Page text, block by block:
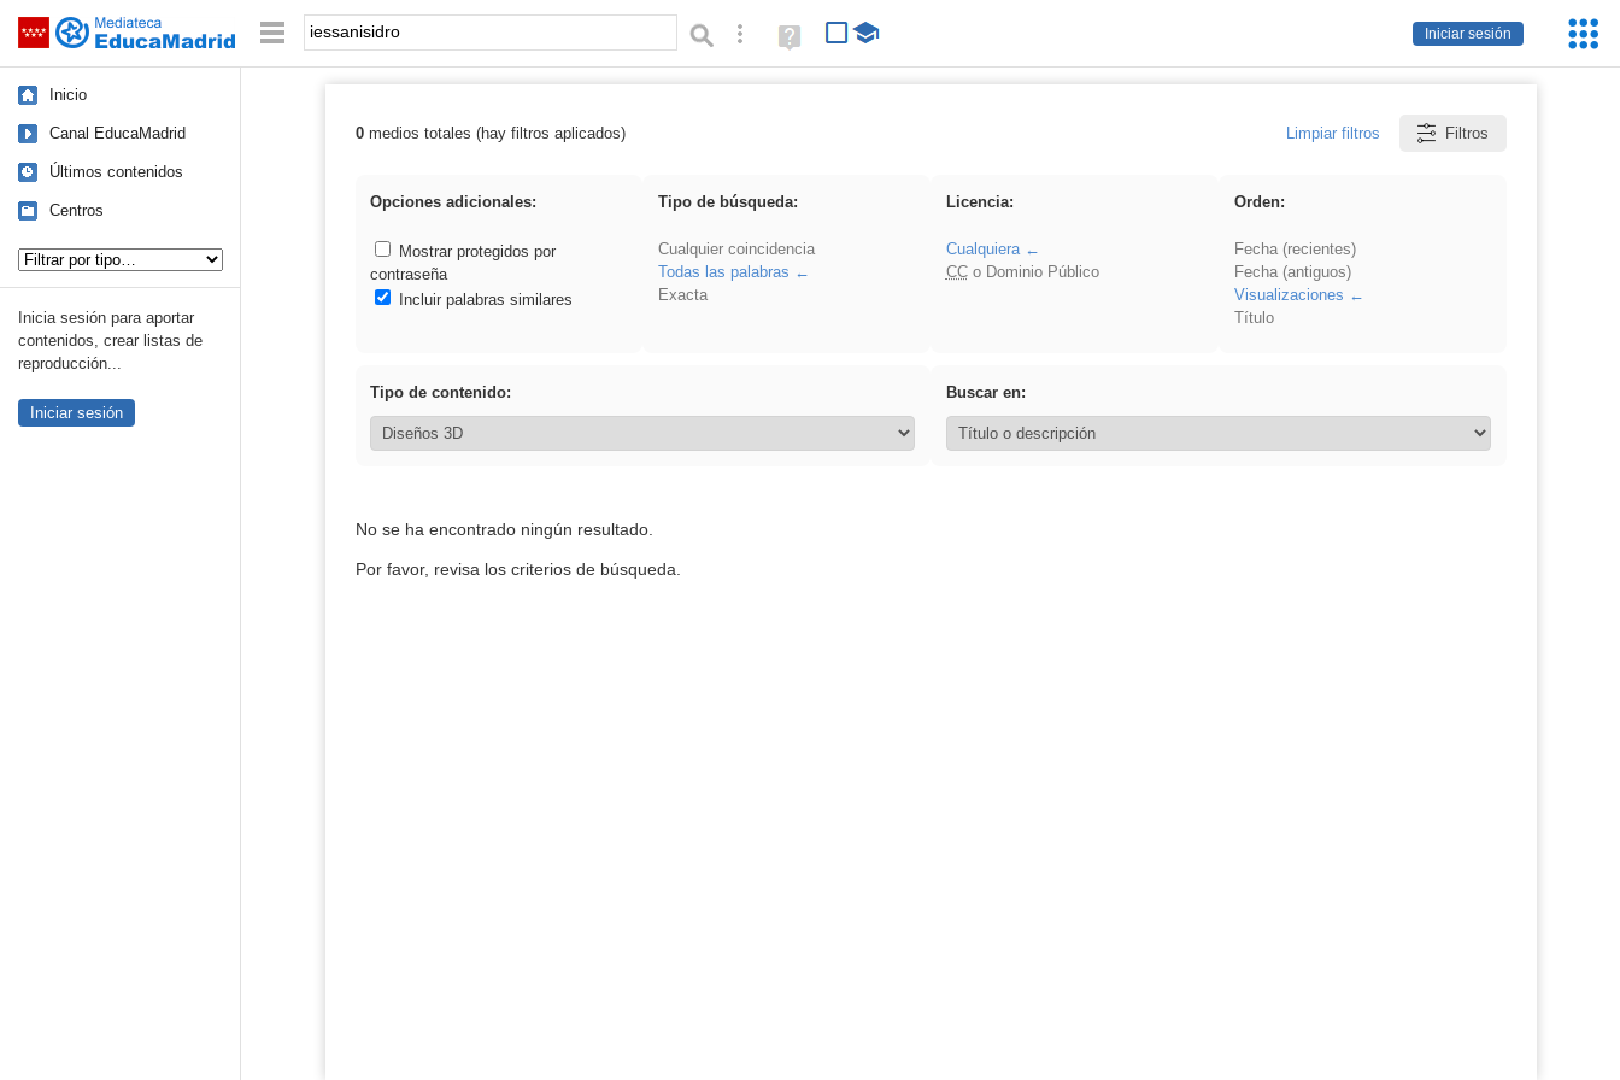
Saltar navegación
Iniciar sesión
Palabra o frase: Búsqueda avanzada
Ayuda
(en
Inicio
Canal EducaMadrid
Últimos contenidos
Centros
Inicia sesión para aportar
contenidos, crear listas de
reproducción...
Iniciar sesión
Resultados de: iessanisidro
0medios totales (hay filtros aplicados) Limpiar filtros Filtros
Opciones adicionales:
Mostrar protegidos por
contraseña
Incluir palabras similares
Tipo de búsqueda:
Cualquier coincidencia
Todas las palabras
Exacta
Licencia:
Cualquiera
CCo Dominio Público
Orden:
Fecha (recientes)
Fecha (antiguos)
Visualizaciones
Título
Tipo de contenido: Buscar en:
No se ha encontrado ningún resultado.
Por favor, revisa los criterios de búsqueda.